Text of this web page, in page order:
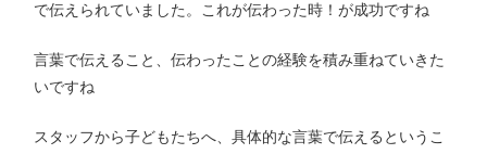
で伝えられていました。これが伝わった時！が成功ですね
言葉で伝えること、伝わったことの経験を積み重ねていきた
いですね
スタッフから子どもたちへ、具体的な言葉で伝えるというこ